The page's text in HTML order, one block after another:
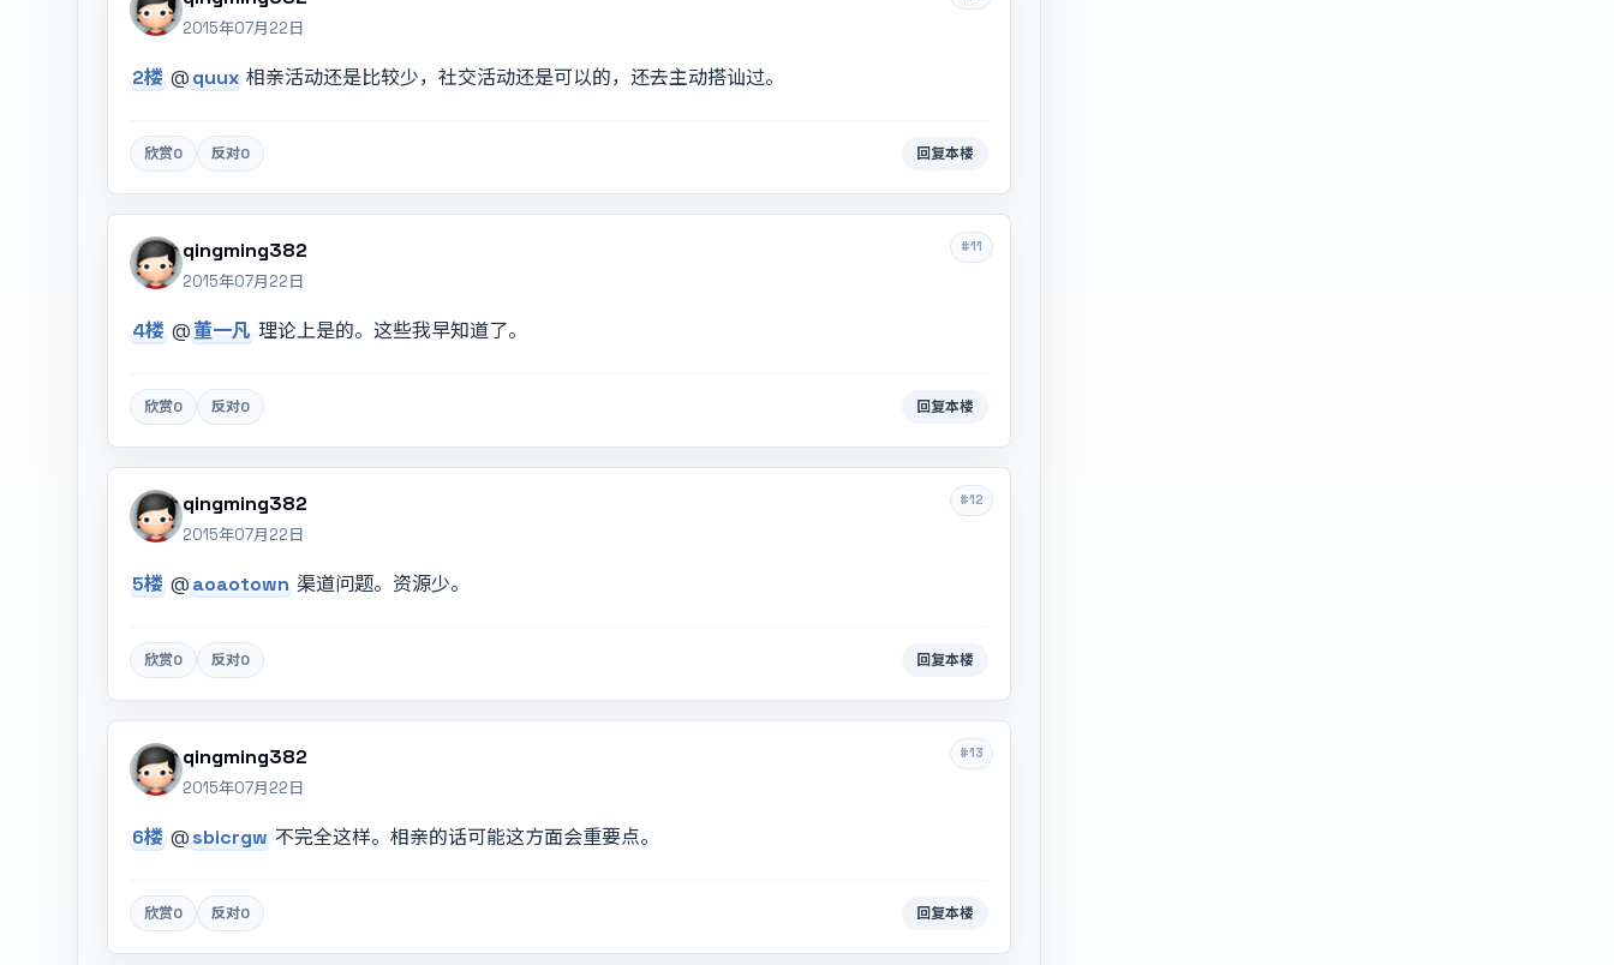
2015年07月22日
2楼 @quux 相亲活动还是比较少，社交活动还是可以的，还去主动搭讪过。
欣赏0 反对0 回复本楼
#11
qingming382
2015年07月22日
4楼 @董一凡 理论上是的。这些我早知道了。
欣赏0 反对0 回复本楼
#12
qingming382
2015年07月22日
5楼 @aoaotown 渠道问题。资源少。
欣赏0 反对0 回复本楼
#13
qingming382
2015年07月22日
6楼 @sbicrgw 不完全这样。相亲的话可能这方面会重要点。
欣赏0 反对0 回复本楼